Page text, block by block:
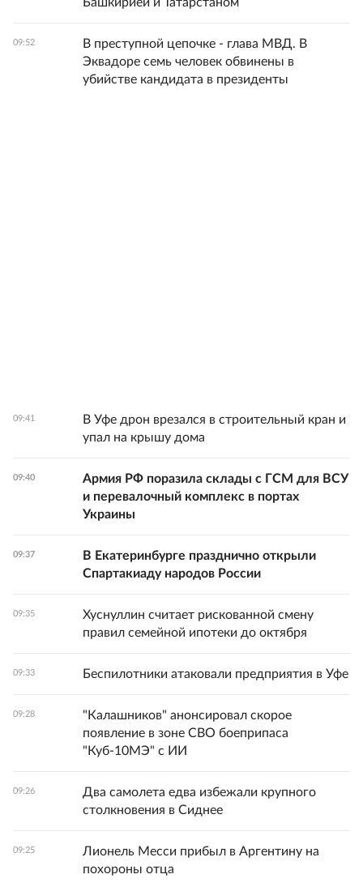
09:52
В преступной цепочке - глава МВД. В
Эквадоре семь человек обвинены в
убийстве кандидата в президенты
09:41
В Уфе дрон врезался в строительный кран и
упал на крышу дома
09:40
Армия РФ поразила склады с ГСМ для ВСУ
и перевалочный комплекс в портах
Украины
09:37
В Екатеринбурге празднично открыли
Спартакиаду народов России
09:35
Хуснуллин считает рискованной смену
правил семейной ипотеки до октября
09:33 Беспилотники атаковали предприятия в Уфе
09:28
"Калашников" анонсировал скорое
появление в зоне СВО боеприпаса
"Куб-10МЭ" с ИИ
09:26
Два самолета едва избежали крупного
столкновения в Сиднее
09:25
Лионель Месси прибыл в Аргентину на
похороны отца